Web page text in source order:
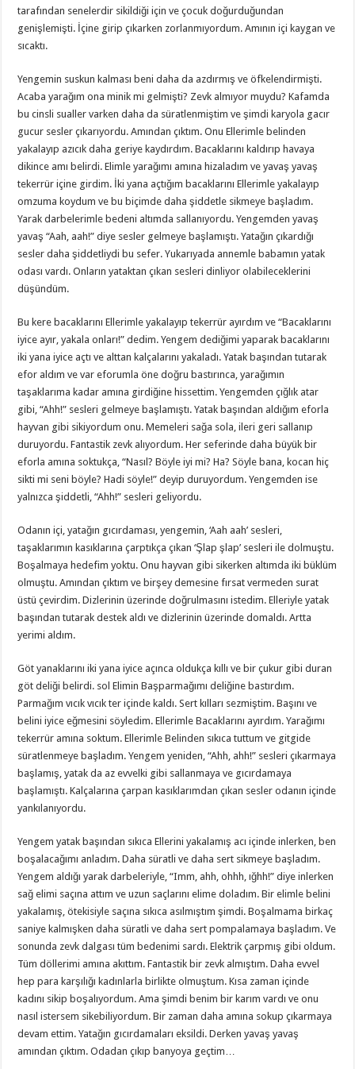
tarafından senelerdir sikildiği için ve çocuk doğurduğundan
genişlemişti. İçine girip çıkarken zorlanmıyordum. Amının içi kaygan ve
sıcaktı.
Yengemin suskun kalması beni daha da azdırmış ve öfkelendirmişti.
Acaba yarağım ona minik mi gelmişti? Zevk almıyor muydu? Kafamda
bu cinsli sualler varken daha da süratlenmiştim ve şimdi karyola gacır
gucur sesler çıkarıyordu. Amından çıktım. Onu Ellerimle belinden
yakalayıp azıcık daha geriye kaydırdım. Bacaklarını kaldırıp havaya
dikince amı belirdi. Elimle yarağımı amına hizaladım ve yavaş yavaş
tekerrür içine girdim. İki yana açtığım bacaklarını Ellerimle yakalayıp
omzuma koydum ve bu biçimde daha şiddetle sikmeye başladım.
Yarak darbelerimle bedeni altımda sallanıyordu. Yengemden yavaş
yavaş “Aah, aah!” diye sesler gelmeye başlamıştı. Yatağın çıkardığı
sesler daha şiddetliydi bu sefer. Yukarıyada annemle babamın yatak
odası vardı. Onların yataktan çıkan sesleri dinliyor olabileceklerini
düşündüm.
Bu kere bacaklarını Ellerimle yakalayıp tekerrür ayırdım ve “Bacaklarını
iyice ayır, yakala onları!” dedim. Yengem dediğimi yaparak bacaklarını
iki yana iyice açtı ve alttan kalçalarını yakaladı. Yatak başından tutarak
efor aldım ve var eforumla öne doğru bastırınca, yarağımın
taşaklarıma kadar amına girdiğine hissettim. Yengemden çığlık atar
gibi, “Ahh!” sesleri gelmeye başlamıştı. Yatak başından aldığım eforla
hayvan gibi sikiyordum onu. Memeleri sağa sola, ileri geri sallanıp
duruyordu. Fantastik zevk alıyordum. Her seferinde daha büyük bir
eforla amına soktukça, “Nasıl? Böyle iyi mi? Ha? Söyle bana, kocan hiç
sikti mi seni böyle? Hadi söyle!” deyip duruyordum. Yengemden ise
yalnızca şiddetli, “Ahh!” sesleri geliyordu.
Odanın içi, yatağın gıcırdaması, yengemin, ‘Aah aah’ sesleri,
taşaklarımın kasıklarına çarptıkça çıkan ‘Şlap şlap’ sesleri ile dolmuştu.
Boşalmaya hedefim yoktu. Onu hayvan gibi sikerken altımda iki büklüm
olmuştu. Amından çıktım ve birşey demesine fırsat vermeden surat
üstü çevirdim. Dizlerinin üzerinde doğrulmasını istedim. Elleriyle yatak
başından tutarak destek aldı ve dizlerinin üzerinde domaldı. Artta
yerimi aldım.
Göt yanaklarını iki yana iyice açınca oldukça kıllı ve bir çukur gibi duran
göt deliği belirdi. sol Elimin Başparmağımı deliğine bastırdım.
Parmağım vıcık vıcık ter içinde kaldı. Sert kılları sezmiştim. Başını ve
belini iyice eğmesini söyledim. Ellerimle Bacaklarını ayırdım. Yarağımı
tekerrür amına soktum. Ellerimle Belinden sıkıca tuttum ve gitgide
süratlenmeye başladım. Yengem yeniden, “Ahh, ahh!” sesleri çıkarmaya
başlamış, yatak da az evvelki gibi sallanmaya ve gıcırdamaya
başlamıştı. Kalçalarına çarpan kasıklarımdan çıkan sesler odanın içinde
yankılanıyordu.
Yengem yatak başından sıkıca Ellerini yakalamış acı içinde inlerken, ben
boşalacağımı anladım. Daha süratli ve daha sert sikmeye başladım.
Yengem aldığı yarak darbeleriyle, “Imm, ahh, ohhh, ığhh!” diye inlerken
sağ elimi saçına attım ve uzun saçlarını elime doladım. Bir elimle belini
yakalamış, ötekisiyle saçına sıkıca asılmıştım şimdi. Boşalmama birkaç
saniye kalmışken daha süratli ve daha sert pompalamaya başladım. Ve
sonunda zevk dalgası tüm bedenimi sardı. Elektrik çarpmış gibi oldum.
Tüm döllerimi amına akıttım. Fantastik bir zevk almıştım. Daha evvel
hep para karşılığı kadınlarla birlikte olmuştum. Kısa zaman içinde
kadını sikip boşalıyordum. Ama şimdi benim bir karım vardı ve onu
nasıl istersem sikebiliyordum. Bir zaman daha amına sokup çıkarmaya
devam ettim. Yatağın gıcırdamaları eksildi. Derken yavaş yavaş
amından çıktım. Odadan çıkıp banyoya geçtim…